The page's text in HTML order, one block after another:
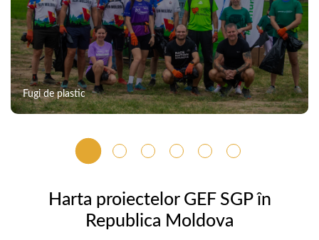
Fugi de plastic
Harta proiectelor GEF SGP în
Republica Moldova